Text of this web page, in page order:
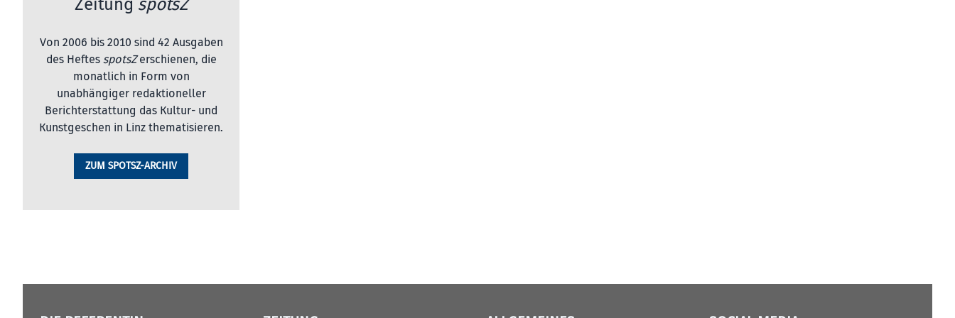
Von 2006 bis 2010 sind 42 Ausgaben
des Heftes spotsZerschienen, die
monatlich in Form von
unabhängiger redaktioneller
Berichterstattung das Kultur- und
Kunstgeschen in Linz thematisieren.
ZUM SPOTSZ-ARCHIV